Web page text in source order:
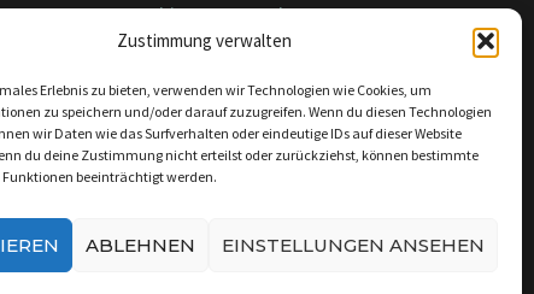
Zustimmung verwalten
Erlebnis zu bieten, verwenden wir Technologien wie Cookies, um
zu speichern und/oder darauf zuzugreifen. Wenn du diesen Technologien
wir Daten wie das Surfverhalten oder eindeutige IDs auf dieser Website
du deine Zustimmung nicht erteilst oder zurückziehst, können bestimmte
beeinträchtigt werden.
ABLEHNEN EINSTELLUNGEN ANSEHEN
Cookies, Datenschutz, Impressum